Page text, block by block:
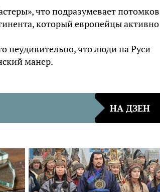
что подразумевает потомков
который европейцы активно
неудивительно, что люди на Руси
манер.
НА ДЗЕН